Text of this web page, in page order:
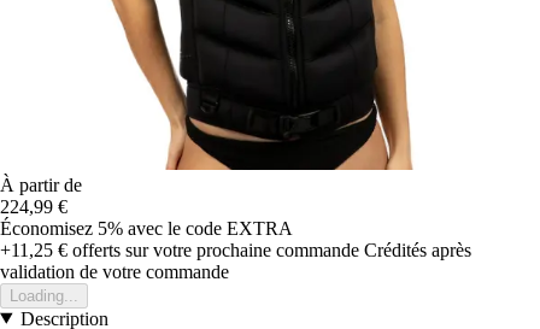
À partir de
224,99 €
Économisez 5% avec le code EXTRA
+11,25 € offerts sur votre prochaine commande Crédités après
validation de votre commande
Loading...
Description